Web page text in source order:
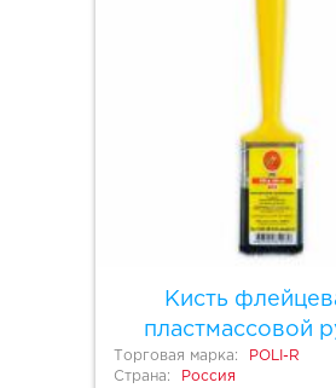
Кисть
пластмассовой
Торговая марка:
POLI-R
Страна:
Россия